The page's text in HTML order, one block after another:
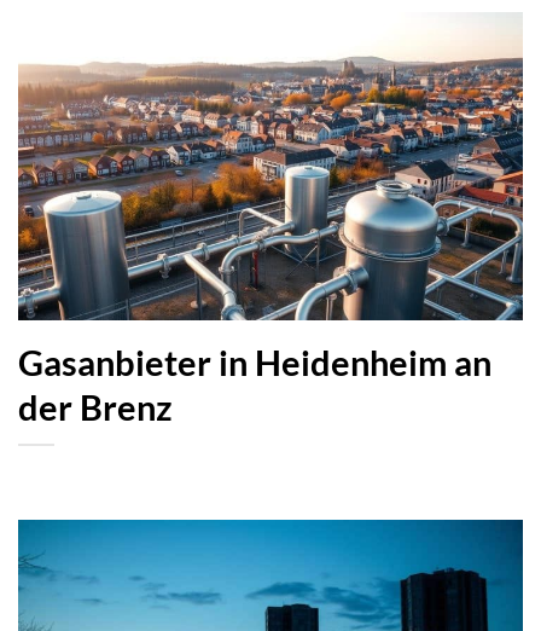
Gasanbieter in Heidenheim an
der Brenz